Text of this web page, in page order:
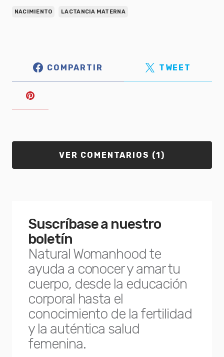
NACIMIENTO LACTANCIA MATERNA
COMPARTIR TWEET
VER COMENTARIOS (1)
Suscríbase a nuestro
boletín
Natural Womanhood te
ayuda a conocer y amar tu
cuerpo, desde la educación
corporal hasta el
conocimiento de la fertilidad
y la auténtica salud
femenina.